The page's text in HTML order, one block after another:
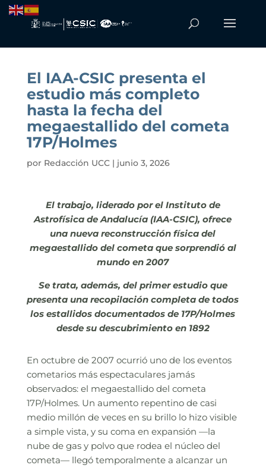
El IAA-CSIC presenta el
estudio más completo
hasta la fecha del
megaestallido del cometa
17P/Holmes
por Redacción UCC| junio 3, 2026
El trabajo, liderado por el Instituto de
Astrofísica de Andalucía (IAA-CSIC), ofrece
una nueva reconstrucción física del
megaestallido del cometa que sorprendió al
mundo en 2007
Se trata, además, del primer estudio que
presenta una recopilación completa de todos
los estallidos documentados de 17P/Holmes
desde su descubrimiento en 1892
En octubre de 2007 ocurrió uno de los eventos
cometarios más espectaculares jamás
observados: el megaestallido del cometa
17P/Holmes. Un aumento repentino de casi
medio millón de veces en su brillo lo hizo visible
a simple vista, y su coma en expansión —la
nube de gas y polvo que rodea el núcleo del
cometa— llegó temporalmente a alcanzar un